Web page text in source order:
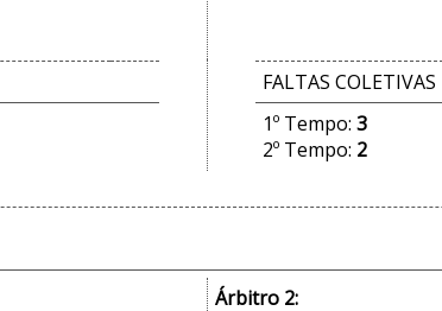
FALTAS COLETIVAS
1º Tempo: 3
2º Tempo: 2
Árbitro 2: